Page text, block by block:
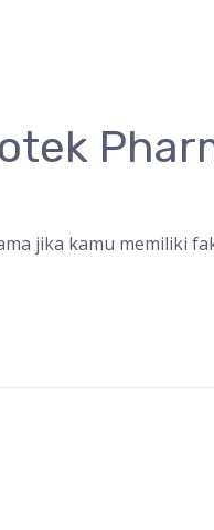
jika kamu memiliki